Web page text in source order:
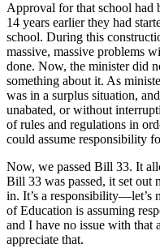
Approval for that school
14 years earlier they had
school. During this
massive, massive problems
done. Now, the minister did
something about it. As
was in a surplus situation,
unabated, or without
of rules and regulations in
could assume responsibility
Now, we passed Bill 33. It
Bill 33 was passed, it set out
in. It’s a
of Education is assuming
and I have no issue with
appreciate that.